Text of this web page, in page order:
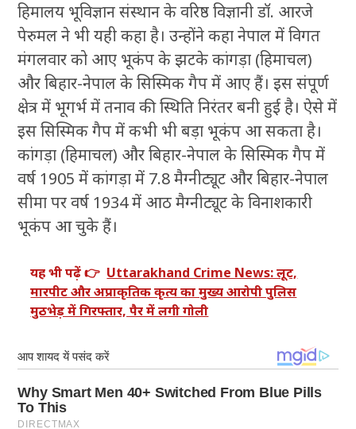
हिमालय भूविज्ञान संस्थान के वरिष्ठ विज्ञानी डॉ. आरजे
पेरुमल ने भी यही कहा है। उन्होंने कहा नेपाल में विगत
मंगलवार को आए भूकंप के झटके कांगड़ा (हिमाचल)
और बिहार-नेपाल के सिस्मिक गैप में आए हैं। इस संपूर्ण
क्षेत्र में भूगर्भ में तनाव की स्थिति निरंतर बनी हुई है। ऐसे में
इस सिस्मिक गैप में कभी भी बड़ा भूकंप आ सकता है।
कांगड़ा (हिमाचल) और बिहार-नेपाल के सिस्मिक गैप में
वर्ष 1905 में कांगड़ा में 7.8 मैग्नीट्यूट और बिहार-नेपाल
सीमा पर वर्ष 1934 में आठ मैग्नीट्यूट के विनाशकारी
भूकंप आ चुके हैं।
यह भी पढ़ें 👉 Uttarakhand Crime News: लूट,
मारपीट और अप्राकृतिक कृत्य का मुख्य आरोपी पुलिस
मुठभेड़ में गिरफ्तार, पैर में लगी गोली